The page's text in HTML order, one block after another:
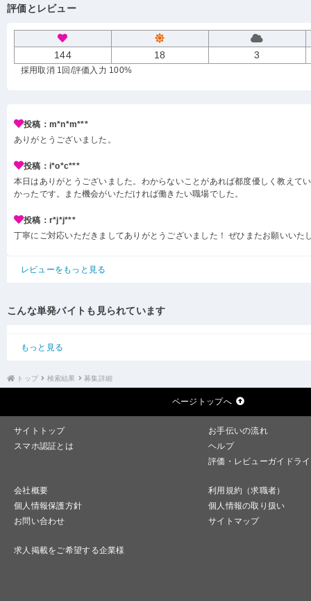
評価とレビュー
144 18 3
採用取消 1回 /評価入力 100%
投稿：m*n*m***
ありがとうございました。
投稿：i*o*c***
本日はありがとうございました。わからないことがあれば都度優しく教えて
かったです。また機会がいただければ働きたい職場でした。
投稿：r*j*j***
丁寧にご対応いただきましてありがとうございました！ ぜひまたお願いいた
レビューをもっと見る
こんな単発バイトも見られています
もっと見る
トップ 検索結果 募集詳細
ページトップへ
サイトトップ
お手伝いの流れ
スマホ認証とは
ヘルプ
評価・レビューガイドラ
会社概要
利用規約（求職者）
個人情報保護方針
個人情報の取り扱い
お問い合わせ
サイトマップ
求人掲載をご希望する企業様